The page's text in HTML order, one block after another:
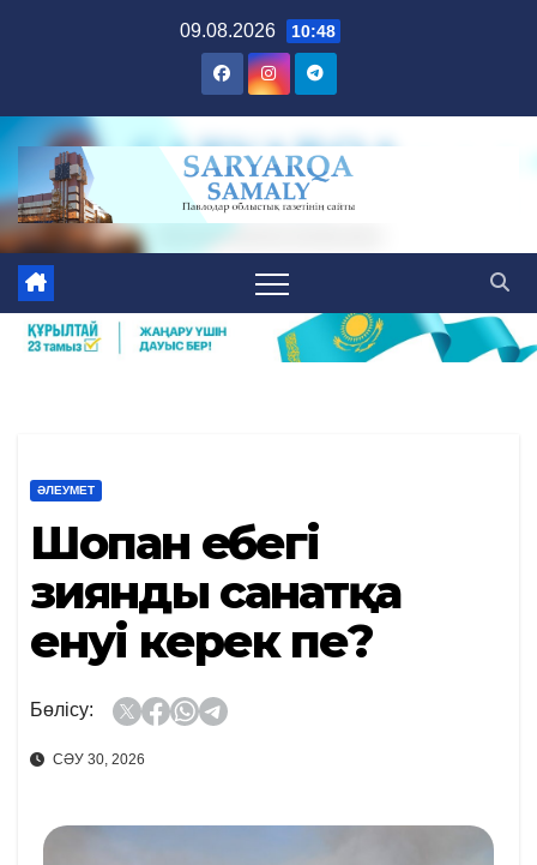
09.08.2026 10:48
ӘЛЕУМЕТ
Шопан еңбегі
зиянды санатқа
енуі керек пе?
Бөлісу:
СӘУ 30, 2026